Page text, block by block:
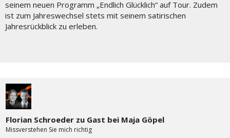
seinem neuen Programm „Endlich Glücklich“ auf Tour. Zudem
ist zum Jahreswechsel stets mit seinem satirischen
Jahresrückblick zu erleben.
Florian Schroeder zu Gast bei Maja Göpel
Missverstehen Sie mich richtig